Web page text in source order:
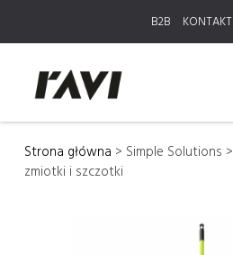
B2B KONTAKT
Strona główna > Simple Solutions >
zmiotki i szczotki